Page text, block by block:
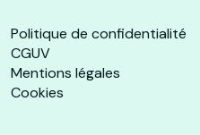
Politique de confidentialité
CGUV
Mentions légales
Cookies